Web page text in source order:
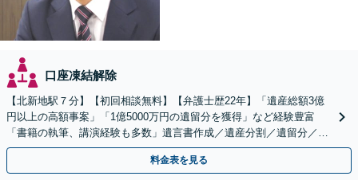
口座凍結解除
【北新地駅７分】【初回相談無料】【弁護士歴22年】「遺産総額3億
円以上の高額事案」「1億5000万円の遺留分を獲得」など経験豊富
「書籍の執筆、講演経験も多数」遺言書作成／遺産分割／遺留分／相
続放棄など【休日・夜間面談可】【完全個室対応】
料金表を見る